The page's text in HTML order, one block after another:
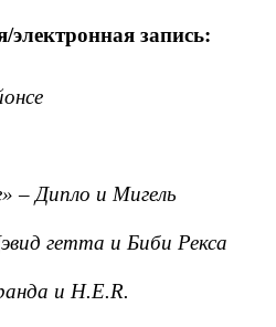
запись:
– Дипло и Мигель
гетта и Биби Рекса
и H.E.R.